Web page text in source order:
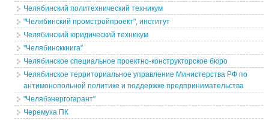
Челябинский политехнический техникум
"Челябинский промстройпроект", институт
Челябинский юридический техникум
"Челябинсккнига"
Челябинское специальное проектно-конструкторское бюро
Челябинское территориальное управление Министерства РФ по
антимонопольной политике и поддержке предпринимательства
"Челябэнергогарант"
Черемуха ПК